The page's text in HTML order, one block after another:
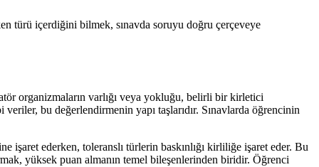
türü içerdiğini bilmek, sınavda soruyu doğru çerçeveye
organizmaların varlığı veya yokluğu, belirli bir kirletici
bu değerlendirmenin yapı taşlarıdır. Sınavlarda öğrencinin
ederken, toleranslı türlerin baskınlığı kirliliğe işaret eder. Bu
yüksek puan almanın temel bileşenlerinden biridir. Öğrenci